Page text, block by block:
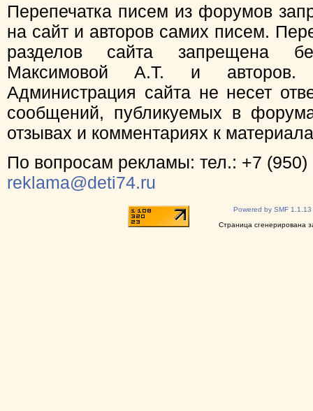
Перепечатка писем из форумов
на сайт и авторов самих писем.
разделов сайта запрещена
Максимовой А.Т. и
Администрация сайта не несет
сообщений, публикуемых в
отзывах и комментариях к
По вопросам рекламы: тел.: +7 (950)
reklama@deti74.ru
Powered by SMF 1.1.13
Страница сгенерирована